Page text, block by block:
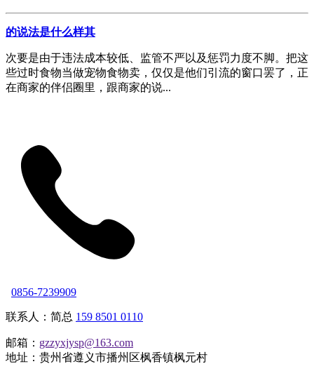
的说法是什么样其
次要是由于违法成本较低、监管不严以及惩罚力度不脚。把这
些过时食物当做宠物食物卖，仅仅是他们引流的窗口罢了，正
在商家的伴侣圈里，跟商家的说...
0856-7239909
联系人：简总 159 8501 0110
邮箱： gzzyxjysp@163.com
地址：贵州省遵义市播州区枫香镇枫元村